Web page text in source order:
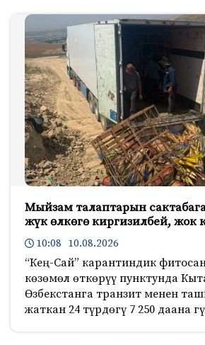
Мыйзам талаптарын
жүк өлкөгө киргизилбей,
10:08 10.08.2026
“Кең-Сай” карантиндик
көзөмөл өткөрүү пунктунда
Өзбекстанга транзит менен
жаткан 24 түрдөгү 7 250 даана